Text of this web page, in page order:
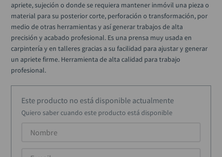
apriete, sujeción o donde se requiera mantener inmóvil una pieza o
material para su posterior corte, perforación o transformación, por
medio de otras herramientas y así generar trabajos de alta
precisión y acabado profesional. Es una prensa muy usada en
carpintería y en talleres gracias a su facilidad para ajustar y generar
un apriete firme. Herramienta de alta calidad para trabajo
profesional.
Este producto no está disponible actualmente
Quiero saber cuando este producto está disponible
alicate